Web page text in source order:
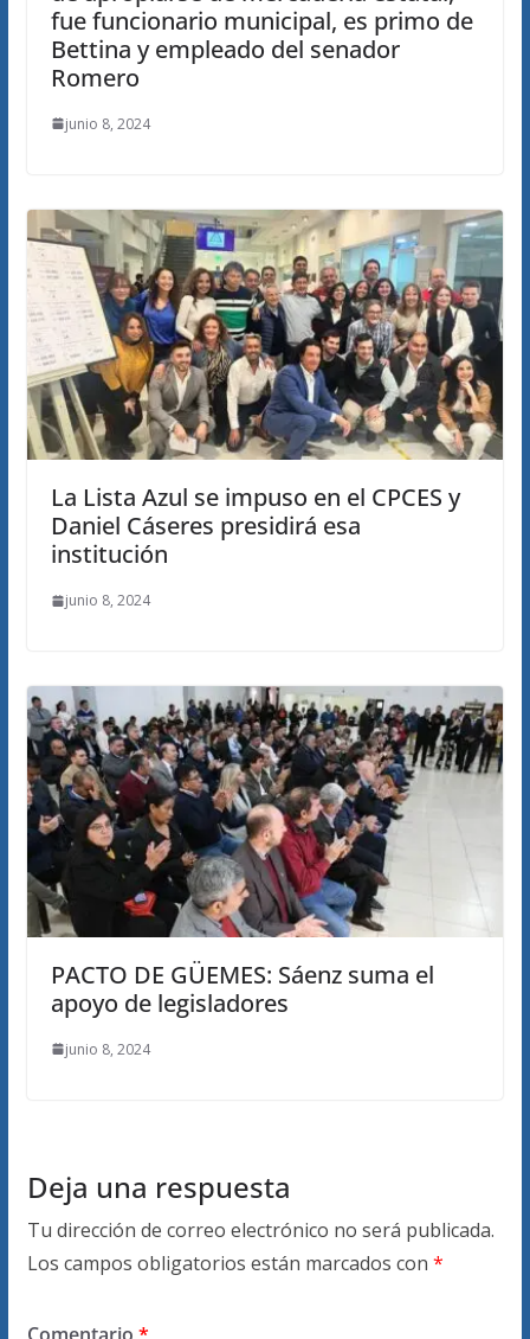
fue funcionario municipal, es primo de
Bettina y empleado del senador
Romero
junio 8, 2024
La Lista Azul se impuso en el CPCES y
Daniel Cáseres presidirá esa
institución
junio 8, 2024
PACTO DE GÜEMES: Sáenz suma el
apoyo de legisladores
junio 8, 2024
Deja una respuesta
Tu dirección de correo electrónico no será publicada.
Los campos obligatorios están marcados con *